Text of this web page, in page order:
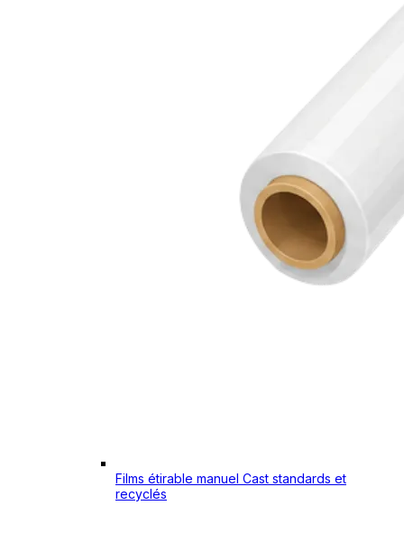
Films étirable manuel Cast standards et
recyclés